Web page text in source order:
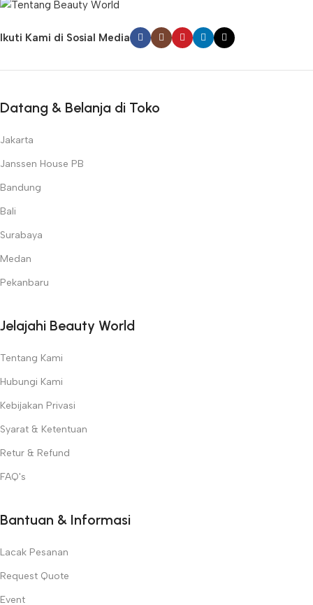
Ikuti Kami di Sosial Media
Datang & Belanja di Toko
Jakarta
Janssen House PB
Bandung
Bali
Surabaya
Medan
Pekanbaru
Jelajahi Beauty World
Tentang Kami
Hubungi Kami
Kebijakan Privasi
Syarat & Ketentuan
Retur & Refund
FAQ's
Bantuan & Informasi
Lacak Pesanan
Request Quote
Event